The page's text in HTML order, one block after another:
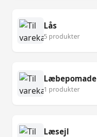
Lås
5 produkter
Læbepomade
1 produkter
Læsejl